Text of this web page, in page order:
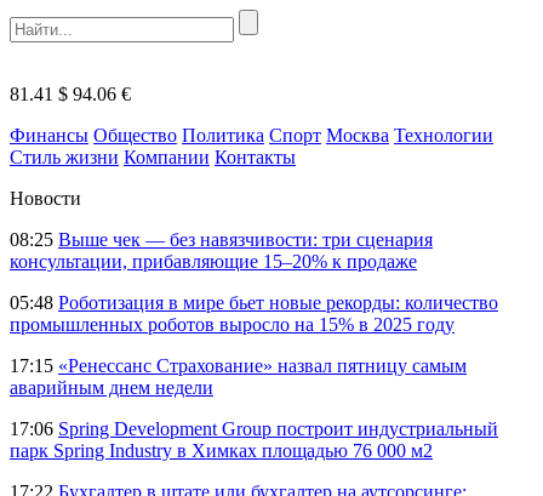
81.41 $ 94.06 €
Финансы Общество Политика Спорт Москва Технологии
Стиль жизни Компании Контакты
Новости
08:25 Выше чек — без навязчивости: три сценария
консультации, прибавляющие 15–20% к продаже
05:48 Роботизация в мире бьет новые рекорды: количество
промышленных роботов выросло на 15% в 2025 году
17:15 «Ренессанс Страхование» назвал пятницу самым
аварийным днем недели
17:06 Spring Development Group построит индустриальный
парк Spring Industry в Химках площадью 76 000 м2
17:22 Бухгалтер в штате или бухгалтер на аутсорсинге: